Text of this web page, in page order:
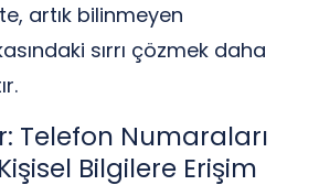
artık bilinmeyen
sırrı çözmek daha
Telefon Numaraları
Bilgilere Erişim